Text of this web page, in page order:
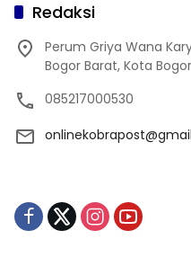
Redaksi
Perum Griya Wana
Bogor Barat, Kota
085217000530